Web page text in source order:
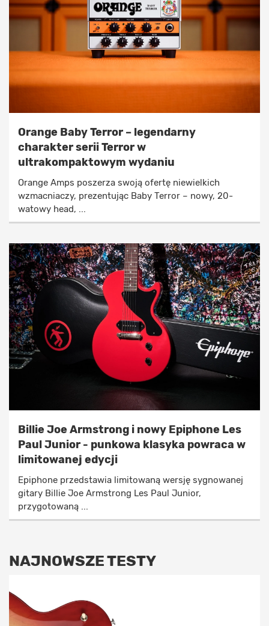
Orange Baby Terror – legendarny
charakter serii Terror w
ultrakompaktowym wydaniu
Orange Amps poszerza swoją ofertę niewielkich
wzmacniaczy, prezentując Baby Terror – nowy, 20-
watowy head, ...
Billie Joe Armstrong i nowy Epiphone Les
Paul Junior - punkowa klasyka powraca w
limitowanej edycji
Epiphone przedstawia limitowaną wersję sygnowanej
gitary Billie Joe Armstrong Les Paul Junior,
przygotowaną ...
NAJNOWSZE TESTY